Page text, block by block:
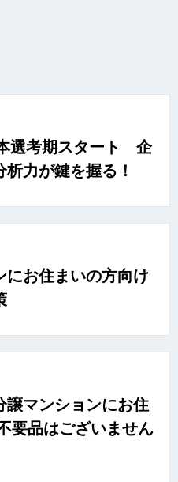
選考期スタート 企
析力が鍵を握る！
にお住まいの方向け
譲マンションにお住
要品はございません